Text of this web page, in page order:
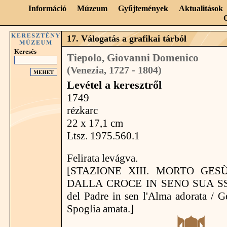
Információ Múzeum Gyűjtemények
Aktualitások
Keresés
17. Válogatás a grafikai tárból
Tiepolo, Giovanni Domenico
(Venezia, 1727 - 1804)
Levétel a keresztről
1749
rézkarc
22 x 17,1 cm
Ltsz. 1975.560.1
Felirata levágva.
[STAZIONE XIII. MORTO
DALLA CROCE IN SENO SUA
del Padre in sen l'Alma adorata /
Spoglia amata.]